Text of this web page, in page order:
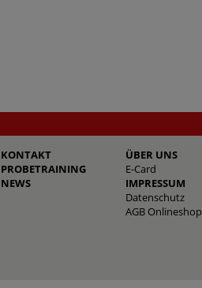
KONTAKT
PROBETRAINING
NEWS
ÜBER UNS
E-Card
IMPRESSUM
Datenschutz
AGB Onlineshop